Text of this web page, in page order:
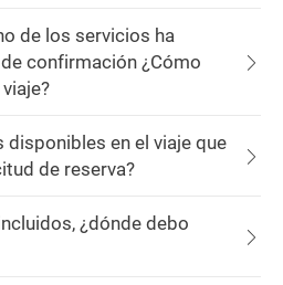
de los servicios ha
confirmación ¿Cómo
disponibles en el viaje que
de reserva?
¿dónde debo